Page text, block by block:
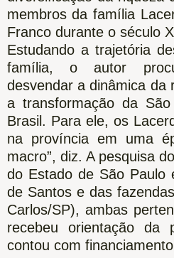
membros da família
Franco durante o século
Estudando a trajetória
família, o autor
desvendar a dinâmica da
a transformação da
Brasil. Para ele, os
na província em uma
macro”, diz. A pesquisa
do Estado de São Paulo
de Santos e das
Carlos/SP), ambas
recebeu orientação da
contou com